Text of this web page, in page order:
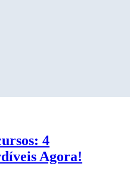
4
Agora!